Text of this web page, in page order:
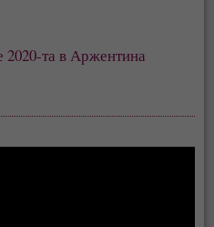
та в Аржентина